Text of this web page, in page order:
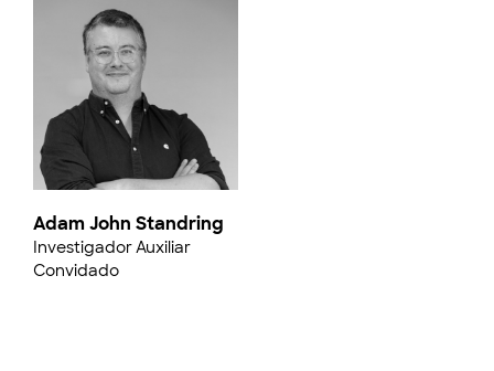
Adam John Standring
Investigador Auxiliar
Convidado